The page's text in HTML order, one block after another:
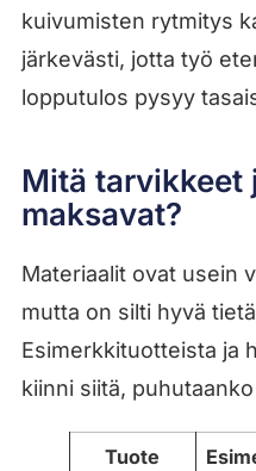
kuivumisten rytmitys
järkevästi, jotta työ
lopputulos pysyy
Mitä tarvikkeet
maksavat?
Materiaalit ovat usein
mutta on silti hyvä
Esimerkkituotteista ja
kiinni siitä,
Tuote